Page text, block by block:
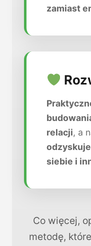
zamiast
relacji, a
siebie i
Co więcej,
metodę,